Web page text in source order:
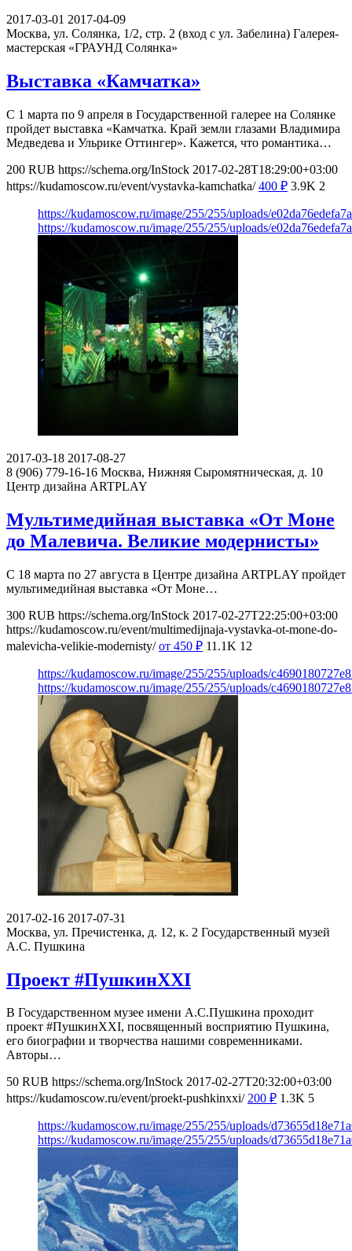
2017-03-01 2017-04-09
Москва, ул. Солянка, 1/2, стр. 2 (вход с ул. Забелина) Галерея-
мастерская «ГРАУНД Солянка»
Выставка «Камчатка»
С 1 марта по 9 апреля в Государственной галерее на Солянке
пройдет выставка «Камчатка. Край земли глазами Владимира
Медведева и Ульрике Оттингер». Кажется, что романтика…
200 RUB https://schema.org/InStock 2017-02-28T18:29:00+03:00
https://kudamoscow.ru/event/vystavka-kamchatka/ 400 ₽ 3.9K 2
https://kudamoscow.ru/image/255/255/uploads/
https://kudamoscow.ru/image/255/255/uploads/
2017-03-18 2017-08-27
8 (906) 779-16-16 Москва, Нижняя Сыромятническая, д. 10
Центр дизайна ARTPLAY
Мультимедийная выставка «От Моне
до Малевича. Великие модернисты»
С 18 марта по 27 августа в Центре дизайна ARTPLAY пройдет
мультимедийная выставка «От Моне…
300 RUB https://schema.org/InStock 2017-02-27T22:25:00+03:00
https://kudamoscow.ru/event/multimedijnaja-vystavka-ot-mone-do-
malevicha-velikie-modernisty/ от 450 ₽ 11.1K 12
https://kudamoscow.ru/image/255/255/uploads/
https://kudamoscow.ru/image/255/255/uploads/
2017-02-16 2017-07-31
Москва, ул. Пречистенка, д. 12, к. 2 Государственный музей
А.С. Пушкина
Проект #ПушкинXXI
В Государственном музее имени А.С.Пушкина проходит
проект #ПушкинXXI, посвященный восприятию Пушкина,
его биографии и творчества нашими современниками.
Авторы…
50 RUB https://schema.org/InStock 2017-02-27T20:32:00+03:00
https://kudamoscow.ru/event/proekt-pushkinxxi/ 200 ₽ 1.3K 5
https://kudamoscow.ru/image/255/255/uploads/
https://kudamoscow.ru/image/255/255/uploads/